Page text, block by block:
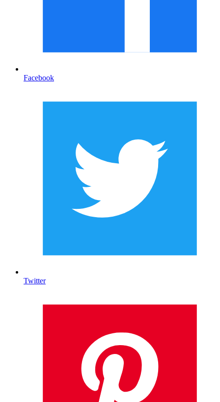
Facebook
Twitter